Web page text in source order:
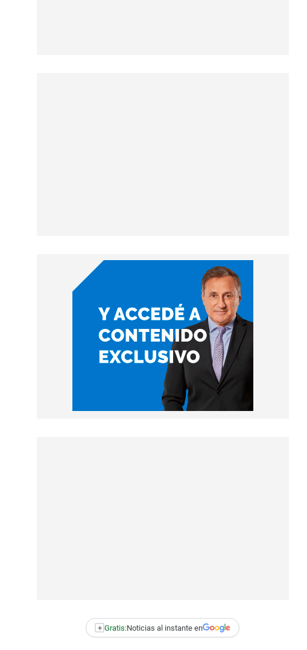
+ Gratis:Noticias al instante en